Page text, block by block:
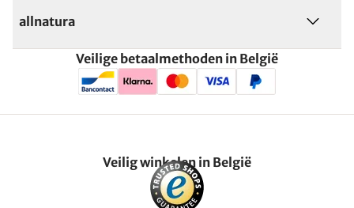
allnatura
Veilige betaalmethoden in België
Veilig winkelen in België